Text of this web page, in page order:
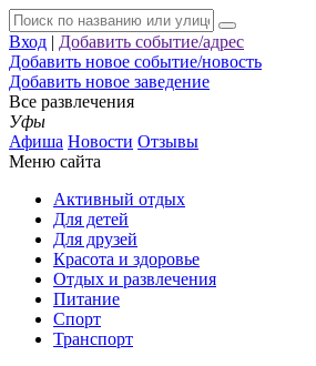
Вход | Добавить событие/адрес
Добавить новое событие/новость
Добавить новое заведение
Все развлечения
Уфы
Афиша Новости Отзывы
Меню сайта
Активный отдых
Для детей
Для друзей
Красота и здоровье
Отдых и развлечения
Питание
Спорт
Транспорт